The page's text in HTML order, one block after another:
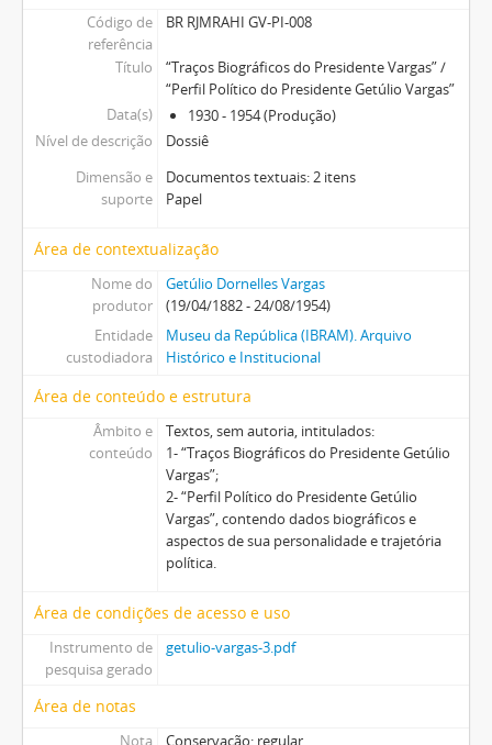
Código de
referência
BR RJMRAHI GV-PI-008
Título
“Traços Biográficos do Presidente Vargas” /
“Perfil Político do Presidente Getúlio Vargas”
Data(s)
1930 - 1954 (Produção)
Nível de descrição
Dossiê
Dimensão e
suporte
Documentos textuais: 2 itens
Papel
Área de contextualização
Nome do
produtor
Getúlio Dornelles Vargas
(19/04/1882 - 24/08/1954)
Entidade
custodiadora
Museu da República (IBRAM). Arquivo
Histórico e Institucional
Área de conteúdo e estrutura
Âmbito e
conteúdo
Textos, sem autoria, intitulados:
1- “Traços Biográficos do Presidente Getúlio
Vargas”;
2- “Perfil Político do Presidente Getúlio
Vargas”, contendo dados biográficos e
aspectos de sua personalidade e trajetória
política.
Área de condições de acesso e uso
Instrumento de
pesquisa gerado
getulio-vargas-3.pdf
Área de notas
Nota Conservação: regular